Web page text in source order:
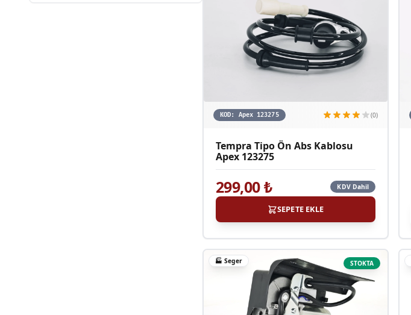
KOD: Apex 123275 (0)
Tempra Tipo Ön Abs Kablosu
Apex 123275
299,00₺ KDV Dahil
SEPETE EKLE
STOKTA
🏭Seger